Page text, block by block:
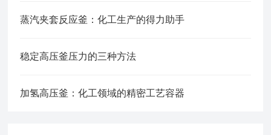
蒸汽夹套反应釜：化工生产的得力助手
稳定高压釜压力的三种方法
加氢高压釜：化工领域的精密工艺容器